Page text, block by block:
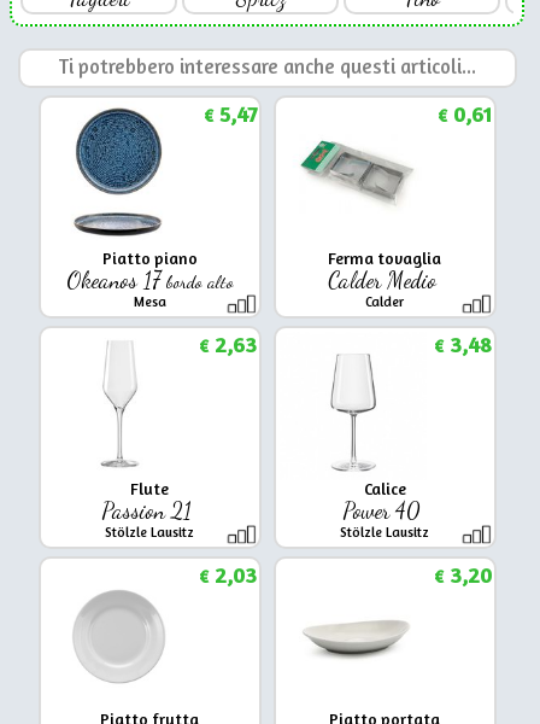
Ti potrebbero interessare anche questi articoli...
Piatto piano
Okeanos 17bordo alto
Mesa
€5,47
Ferma tovaglia
Calder Medio
Calder
€0,61
Flute
Passion 21
Stölzle Lausitz
€2,63
Calice
Power 40
Stölzle Lausitz
€3,48
Piatto frutta
€2,03
Piatto portata
€3,20